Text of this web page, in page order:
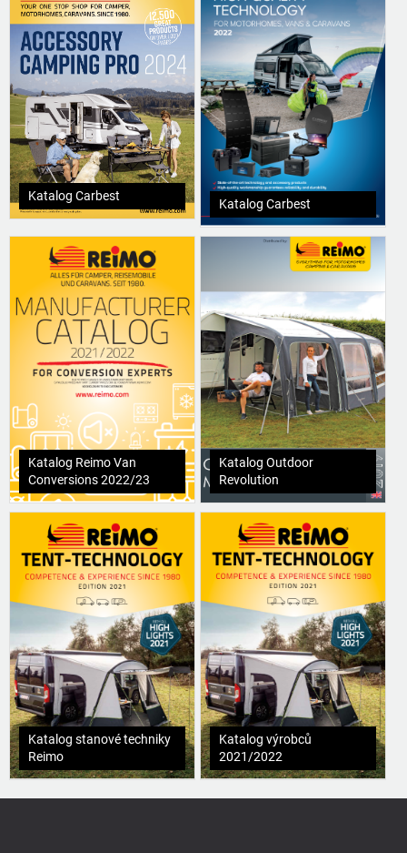
Katalog Carbest
Katalog Carbest
Katalog Reimo Van
Conversions 2022/23
Katalog Outdoor
Revolution
Katalog stanové techniky
Reimo
Katalog výrobců
2021/2022